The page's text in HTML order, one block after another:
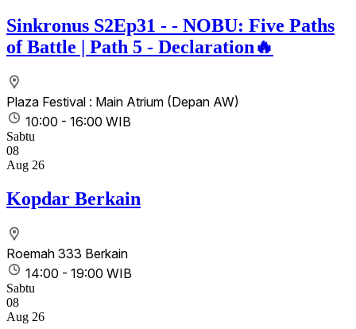
Sinkronus S2Ep31 - - NOBU: Five Paths
of Battle | Path 5 - Declaration🔥
Plaza Festival : Main Atrium (Depan AW)
10:00 - 16:00 WIB
Sabtu
08
Aug 26
Kopdar Berkain
Roemah 333 Berkain
14:00 - 19:00 WIB
Sabtu
08
Aug 26